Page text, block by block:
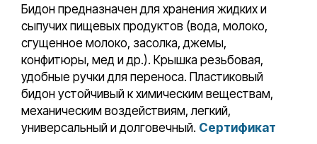
Бидон предназначен для хранения жидких и
сыпучих пищевых продуктов (вода, молоко,
сгущенное молоко, засолка, джемы,
конфитюры, мед и др.). Крышка резьбовая,
удобные ручки для переноса. Пластиковый
бидон устойчивый к химическим веществам,
механическим воздействиям, легкий,
универсальный и долговечный. Сертификат